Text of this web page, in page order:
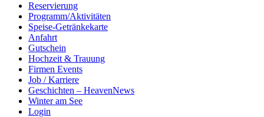
Reservierung
Programm/Aktivitäten
Speise-Getränkekarte
Anfahrt
Gutschein
Hochzeit & Trauung
Firmen Events
Job / Karriere
Geschichten – HeavenNews
Winter am See
Login